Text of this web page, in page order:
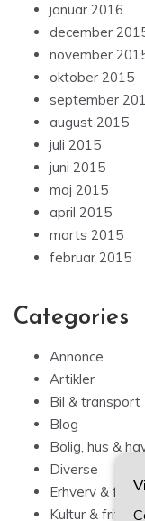
januar 2016
december
november
oktober 2015
september
august 2015
juli 2015
juni 2015
maj 2015
april 2015
marts 2015
februar 2015
Categories
Annonce
Artikler
Bil & transport
Blog
Bolig, hus &
Diverse
Erhverv &
Kultur & fritid